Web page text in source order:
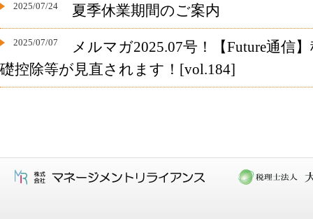
2025/07/24 夏季休業期間のご案内
2025/07/07
メルマガ2025.07号！【Future通信
礎控除等が見直されます！[vol.184]